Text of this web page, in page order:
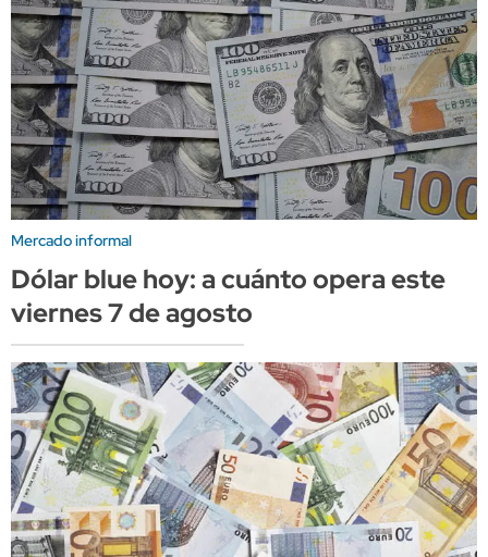
Mercado informal
Dólar blue hoy: a cuánto opera este
viernes 7 de agosto